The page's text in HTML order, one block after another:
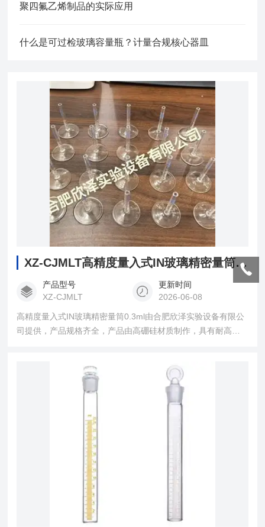
聚四氟乙烯制品的实际应用
什么是可过检玻璃容量瓶？计量合规核心器皿
XZ-CJMLT高精度量入式IN玻璃精密量筒0.3ml
产品型号
XZ-CJMLT
更新时间
2026-06-08
高精度量入式IN玻璃精密量筒0.3ml由合肥欣泽实验设备有限公
司提供，产品规格齐全，产品由高硼硅材质制作，具有耐高